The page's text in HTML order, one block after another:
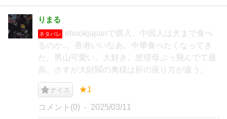
りまる
ネタバレ
ebookjapanで購入。中国人は犬まで食べ
るのか..。香港いいなあ。中華食べたくなってき
た。男山可愛い。大好き。悠理母ぶっ飛んでて最
高。さすが大財閥の奥様は肝の座り方が違う。
ナイス ★1
コメント(0) 2025/03/11